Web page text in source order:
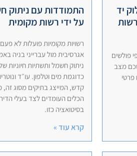
יד
פולשים
מצב
התמודדות עם ניתוק
על ידי רשות מקומית
רשויות מקומיות פועלות לא
אגרסיבית מול עברייני בניה
ניתוק חשמל ותשתיות חיוניות
כדוגמת מים וטלפון. עו״ד
קדש, המייצג בתיקים מסוג זה,
הכלים העומדים לצד בעלי
בסיטואציה כזו.
קרא עוד »